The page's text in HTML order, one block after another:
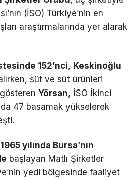
(İSO) Türkiye’nin en
araştırmalarında yer alarak
152’nci, Keskinoğlu
süt ve süt ürünleri
Yörsan, İSO İkinci
47 basamak yükselerek
1965 yılında Bursa’nın
başlayan Matlı Şirketler
yedi bölgesinde faaliyet